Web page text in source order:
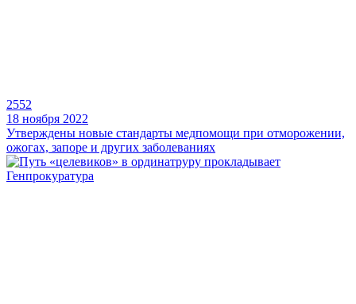
2552
18 ноября 2022
Утверждены новые стандарты медпомощи при отморожении,
ожогах, запоре и других заболеваниях